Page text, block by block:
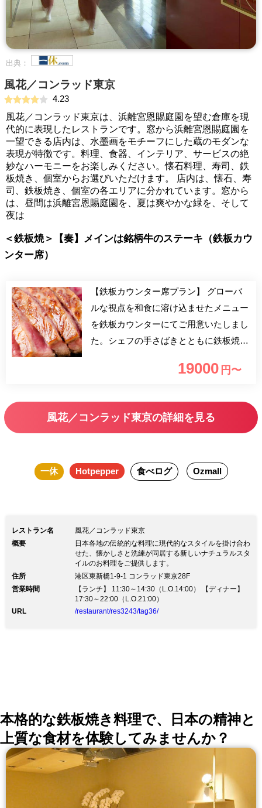
出典：
風花／コンラッド東京
4.23
風花／コンラッド東京は、浜離宮恩賜庭園を望む倉庫を現
代的に表現したレストランです。窓から浜離宮恩賜庭園を
一望できる店内は、水墨画をモチーフにした蔵のモダンな
表現が特徴です。料理、食器、インテリア、サービスの絶
妙なハーモニーをお楽しみください。懐石料理、寿司、鉄
板焼き、個室からお選びいただけます。 店内は、懐石、寿
司、鉄板焼き、個室の各エリアに分かれています。窓から
は、昼間は浜離宮恩賜庭園を、夏は爽やかな緑を、そして
夜は
＜鉄板焼＞【奏】メインは銘柄牛のステーキ（鉄板カウ
ンター席）
【鉄板カウンター席プラン】 グローバ
ルな視点を和食に溶け込ませたメニュー
を鉄板カウンターにてご用意いたしまし
た。シェフの手さばきとともに鉄板焼の
19000 円〜
風花／コンラッド東京の詳細を見る
一休 Hotpepper 食べログ Ozmall
レストラン名
風花／コンラッド東京
概要
日本各地の伝統的な料理に現代的なスタイルを掛け合わ
せた、懐かしさと洗練が同居する新しいナチュラルスタ
イルのお料理をご提供します。
住所
港区東新橋1-9-1 コンラッド東京28F
営業時間
【ランチ】 11:30～14:30（L.O.14:00） 【ディナー】
17:30～22:00（L.O.21:00）
URL
/restaurant/res3243/tag36/
本格的な鉄板焼き料理で、日本の精神と
上質な食材を体験してみませんか？